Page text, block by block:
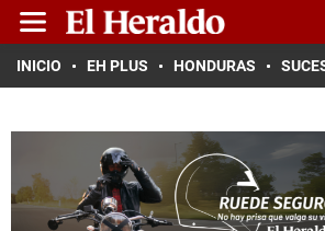
INICIO EH PLUS HONDURAS